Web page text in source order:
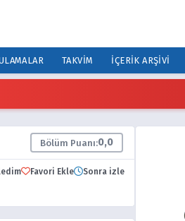
TAKVIM İÇERIK ARŞIVI
Bölüm Puanı:0,0
Favori Ekle Sonra izle